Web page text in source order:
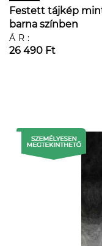
Festett tájkép
barna színben
ÁR:
26 490 Ft